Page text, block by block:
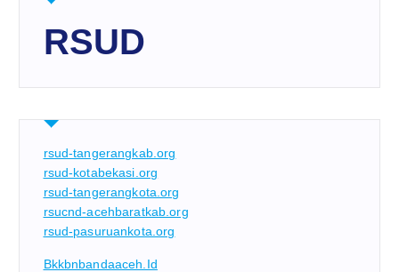
RSUD
rsud-tangerangkab.org
rsud-kotabekasi.org
rsud-tangerangkota.org
rsucnd-acehbaratkab.org
rsud-pasuruankota.org
Bkkbnbandaaceh.id